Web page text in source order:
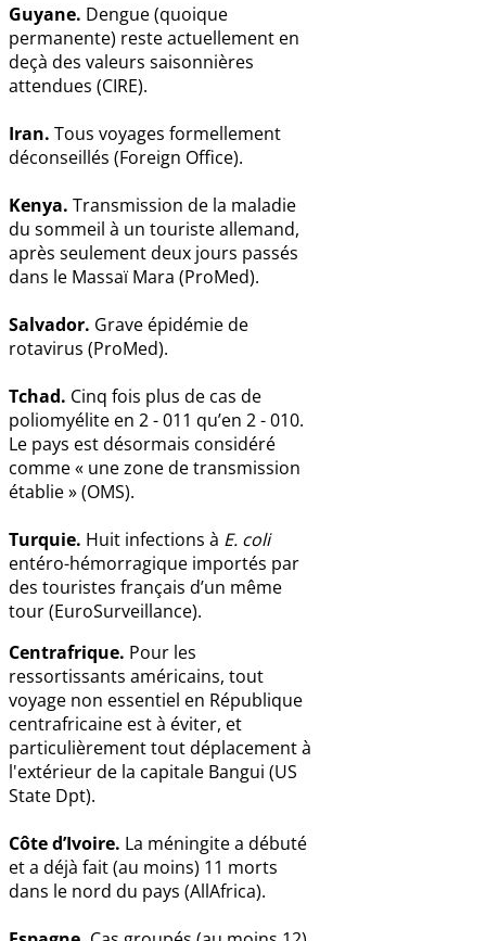
Guyane. Dengue (quoique
permanente) reste actuellement en
deçà des valeurs saisonnières
attendues (CIRE).
Iran. Tous voyages formellement
déconseillés (Foreign Office).
Kenya. Transmission de la maladie
du sommeil à un touriste allemand,
après seulement deux jours passés
dans le Massaï Mara (ProMed).
Salvador. Grave épidémie de
rotavirus (ProMed).
Tchad. Cinq fois plus de cas de
poliomyélite en 2 - 011 qu’en 2 - 010.
Le pays est désormais considéré
comme « une zone de transmission
établie » (OMS).
Turquie. Huit infections à E. coli
entéro-hémorragique importés par
des touristes français d’un même
tour (EuroSurveillance).
Centrafrique. Pour les
ressortissants américains, tout
voyage non essentiel en République
centrafricaine est à éviter, et
particulièrement tout déplacement à
l'extérieur de la capitale Bangui (US
State Dpt).
Côte d’Ivoire. La méningite a débuté
et a déjà fait (au moins) 11 morts
dans le nord du pays (AllAfrica).